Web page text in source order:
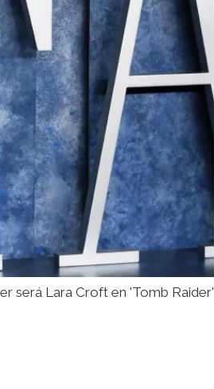
será Lara Croft en 'Tomb Raider'